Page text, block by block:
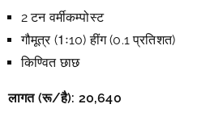
2 टन वर्मीकम्पोस्ट
गौमूत्र (1ः10) हींग (0.1 प्रतिशत)
किण्वित छाछ
लागत (रू/है): 20,640